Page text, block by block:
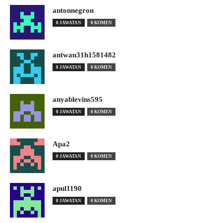
antonnegron
0 JAWATAN 0 KOMEN
antwan31h1581482
0 JAWATAN 0 KOMEN
anyablevins595
0 JAWATAN 0 KOMEN
Apa2
0 JAWATAN 0 KOMEN
apul1190
0 JAWATAN 0 KOMEN